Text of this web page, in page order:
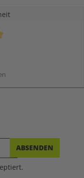
Sternen
ABSENDEN